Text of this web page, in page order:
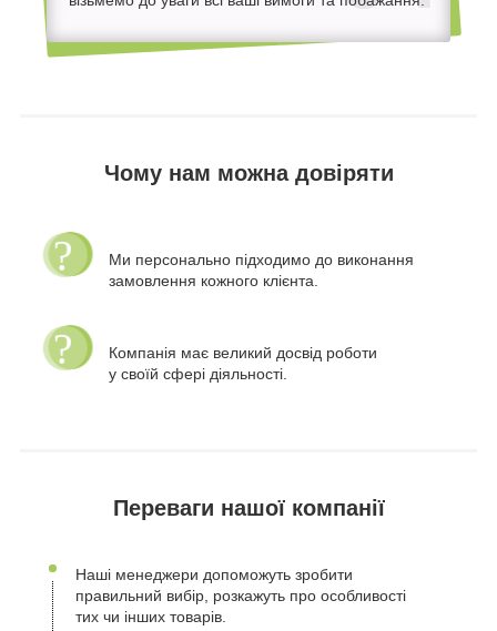
Чому нам можна довіряти
Ми персонально підходимо до виконання
замовлення кожного клієнта.
Компанія має великий досвід роботи
у своїй сфері діяльності.
Переваги нашої компанії
Наші менеджери допоможуть зробити
правильний вибір, розкажуть про особливості
тих чи інших товарів.